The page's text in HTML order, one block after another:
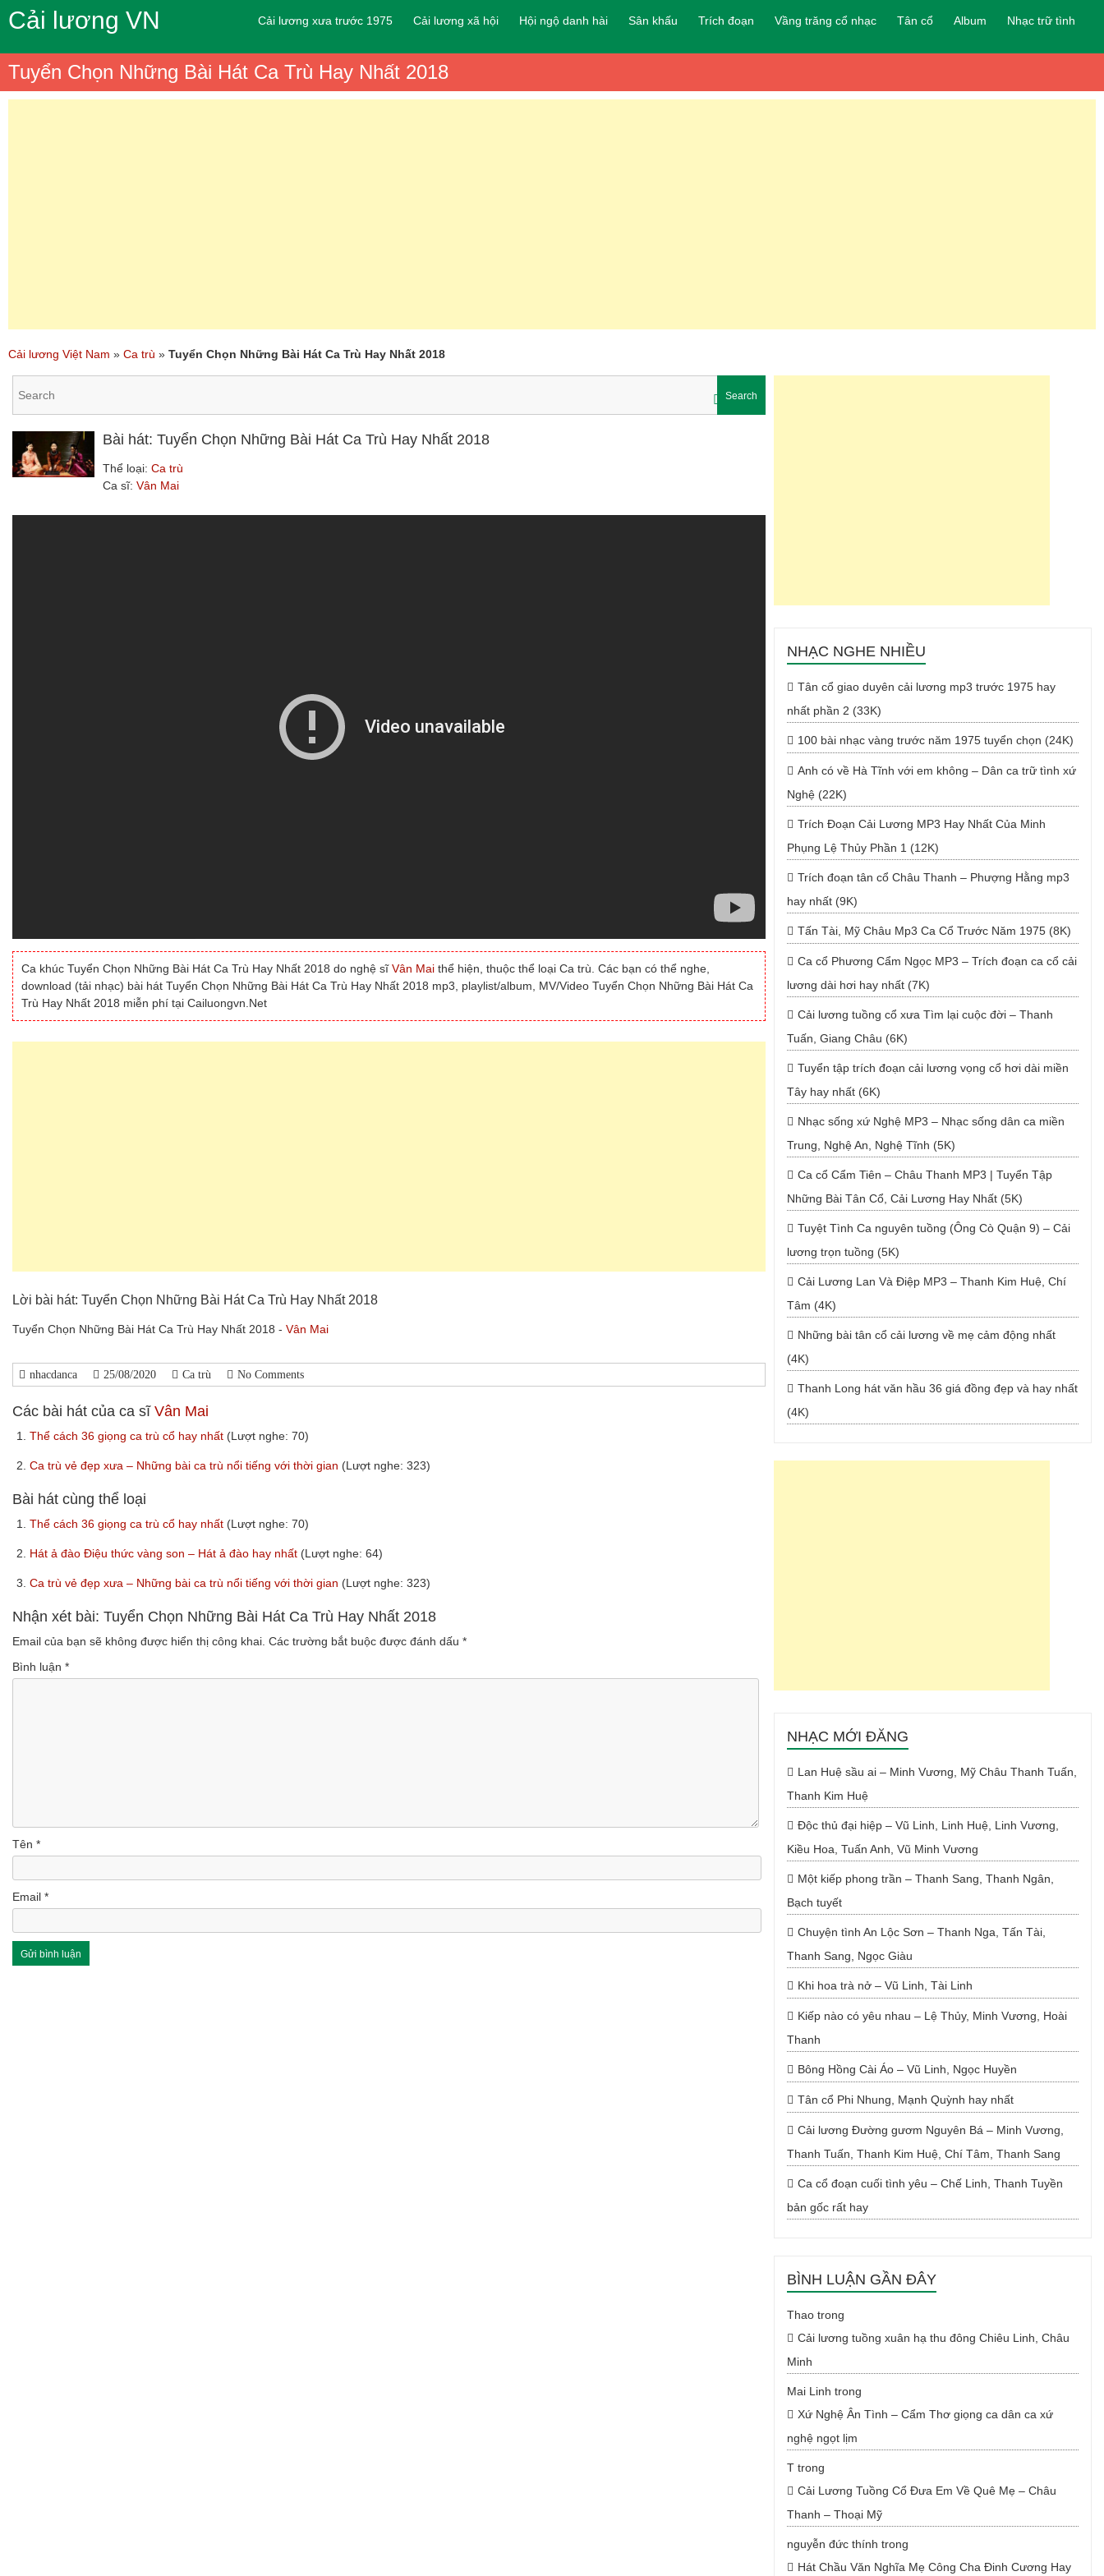
Cải lương VN Cải lương xưa trước 1975 Cải lương xã hội Hội ngộ danh hài Sân khấu Trích đoạn Vầng trăng cổ nhạc Tân cổ Album Nhạc trữ tình
Tuyển Chọn Những Bài Hát Ca Trù Hay Nhất 2018
Cải lương Việt Nam » Ca trù » Tuyển Chọn Những Bài Hát Ca Trù Hay Nhất 2018
Search
Bài hát: Tuyển Chọn Những Bài Hát Ca Trù Hay Nhất 2018
Thể loại:Ca trù
Ca sĩ:Vân Mai
Ca khúc Tuyển Chọn Những Bài Hát Ca Trù Hay Nhất 2018 do nghệ sĩVân Mai thể hiện, thuộc thể loại Ca trù. Các bạn có thể nghe,
download (tải nhạc) bài hát Tuyển Chọn Những Bài Hát Ca Trù Hay Nhất 2018 mp3, playlist/album, MV/Video Tuyển Chọn Những Bài Hát Ca
Trù Hay Nhất 2018 miễn phí tại Cailuongvn.Net
Lời bài hát: Tuyển Chọn Những Bài Hát Ca Trù Hay Nhất 2018
Tuyển Chọn Những Bài Hát Ca Trù Hay Nhất 2018 - Vân Mai
nhacdanca 25/08/2020 Ca trù No Comments
Các bài hát của ca sĩ Vân Mai
1. Thể cách 36 giọng ca trù cổ hay nhất (Lượt nghe: 70)
2. Ca trù vẻ đẹp xưa – Những bài ca trù nổi tiếng với thời gian (Lượt nghe: 323)
Bài hát cùng thể loại
1. Thể cách 36 giọng ca trù cổ hay nhất (Lượt nghe: 70)
2. Hát ả đào Điệu thức vàng son – Hát ả đào hay nhất (Lượt nghe: 64)
3. Ca trù vẻ đẹp xưa – Những bài ca trù nổi tiếng với thời gian (Lượt nghe: 323)
Nhận xét bài: Tuyển Chọn Những Bài Hát Ca Trù Hay Nhất 2018
Email của bạn sẽ không được hiển thị công khai. Các trường bắt buộc được đánh dấu *
Bình luận *
Tên *
Email *
NHẠC NGHE NHIỀU
Tân cổ giao duyên cải lương mp3 trước 1975 hay
nhất phần 2 (33K)
100 bài nhạc vàng trước năm 1975 tuyển chọn (24K)
Anh có về Hà Tĩnh với em không – Dân ca trữ tình xứ
Nghệ (22K)
Trích Đoạn Cải Lương MP3 Hay Nhất Của Minh
Phụng Lệ Thủy Phần 1 (12K)
Trích đoạn tân cổ Châu Thanh – Phượng Hằng mp3
hay nhất (9K)
Tấn Tài, Mỹ Châu Mp3 Ca Cổ Trước Năm 1975 (8K)
Ca cổ Phương Cẩm Ngọc MP3 – Trích đoạn ca cổ cải
lương dài hơi hay nhất (7K)
Cải lương tuồng cổ xưa Tìm lại cuộc đời – Thanh
Tuấn, Giang Châu (6K)
Tuyển tập trích đoạn cải lương vọng cổ hơi dài miền
Tây hay nhất (6K)
Nhạc sống xứ Nghệ MP3 – Nhạc sống dân ca miền
Trung, Nghệ An, Nghệ Tĩnh (5K)
Ca cổ Cẩm Tiên – Châu Thanh MP3 | Tuyển Tập
Những Bài Tân Cổ, Cải Lương Hay Nhất (5K)
Tuyệt Tình Ca nguyên tuồng (Ông Cò Quận 9) – Cải
lương trọn tuồng (5K)
Cải Lương Lan Và Điệp MP3 – Thanh Kim Huệ, Chí
Tâm (4K)
Những bài tân cổ cải lương về mẹ cảm động nhất
(4K)
Thanh Long hát văn hầu 36 giá đồng đẹp và hay nhất
(4K)
NHẠC MỚI ĐĂNG
Lan Huệ sầu ai – Minh Vương, Mỹ Châu Thanh Tuấn,
Thanh Kim Huệ
Độc thủ đại hiệp – Vũ Linh, Linh Huệ, Linh Vương,
Kiều Hoa, Tuấn Anh, Vũ Minh Vương
Một kiếp phong trần – Thanh Sang, Thanh Ngân,
Bạch tuyết
Chuyện tình An Lộc Sơn – Thanh Nga, Tấn Tài,
Thanh Sang, Ngọc Giàu
Khi hoa trà nở – Vũ Linh, Tài Linh
Kiếp nào có yêu nhau – Lệ Thủy, Minh Vương, Hoài
Thanh
Bông Hồng Cài Áo – Vũ Linh, Ngọc Huyền
Tân cổ Phi Nhung, Mạnh Quỳnh hay nhất
Cải lương Đường gươm Nguyên Bá – Minh Vương,
Thanh Tuấn, Thanh Kim Huệ, Chí Tâm, Thanh Sang
Ca cổ đoạn cuối tình yêu – Chế Linh, Thanh Tuyền
bản gốc rất hay
BÌNH LUẬN GẦN ĐÂY
Thaotrong
Cải lương tuồng xuân hạ thu đông Chiêu Linh, Châu
Minh
Mai Linh trong
Xứ Nghệ Ân Tình – Cẩm Thơ giọng ca dân ca xứ
nghệ ngọt lịm
Ttrong
Cải Lương Tuồng Cổ Đưa Em Về Quê Mẹ – Châu
Thanh – Thoại Mỹ
nguyễn đức thính trong
Hát Chầu Văn Nghĩa Mẹ Công Cha Đinh Cương Hay